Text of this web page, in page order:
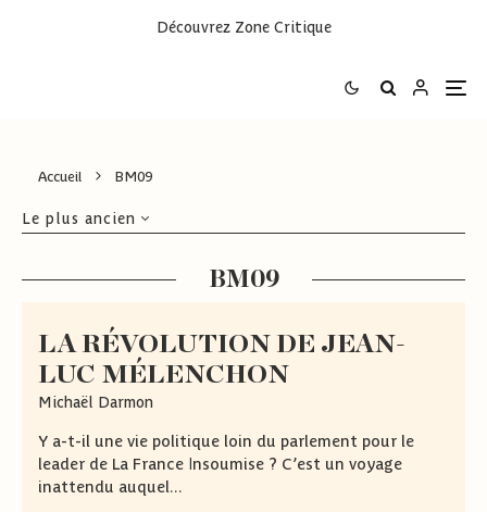
Découvrez Zone Critique
Accueil BM09
Le plus ancien
BM09
LA RÉVOLUTION DE JEAN-
LUC MÉLENCHON
Michaël Darmon
Y a-t-il une vie politique loin du parlement pour le
leader de La France Insoumise ? C’est un voyage
inattendu auquel...